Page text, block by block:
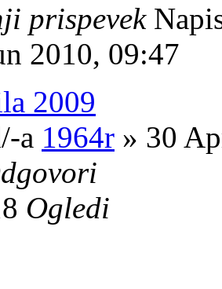
prispevek
2010, 09:47
2009
a 1964r » 30
Ogledi